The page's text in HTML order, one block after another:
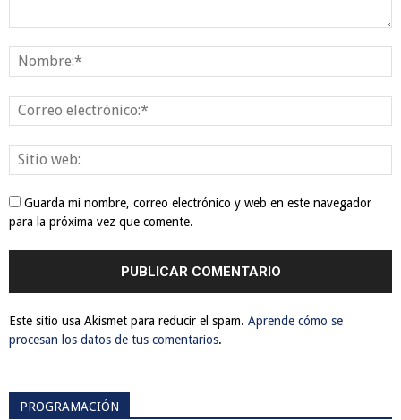
Guarda mi nombre, correo electrónico y web en este navegador
para la próxima vez que comente.
Este sitio usa Akismet para reducir el spam. Aprende cómo se
procesan los datos de tus comentarios.
PROGRAMACIÓN